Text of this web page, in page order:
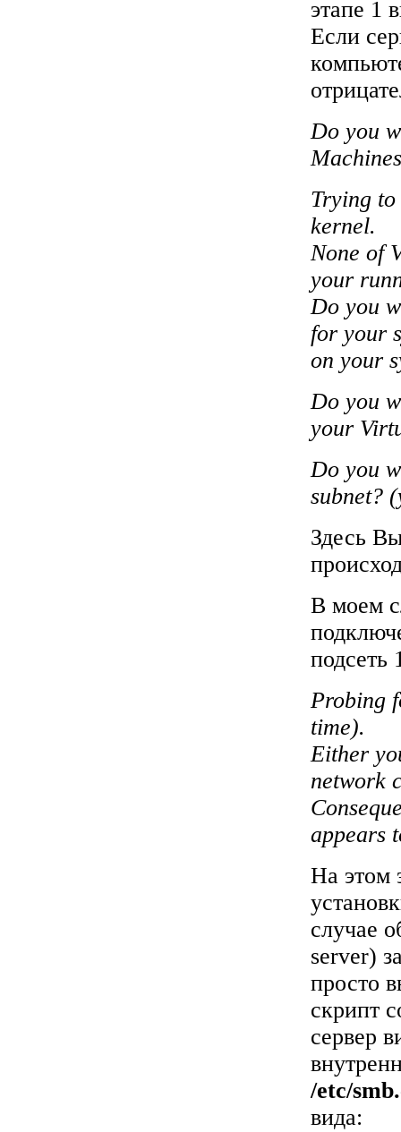
этапе 1
Если
Do you
Trying
kernel.
None of
your
Do you
for your
on your
Do you
your
Do you
subnet?
Здесь
В моем
подсеть
Probing
time).
Either
network
appears
На этом
случае
server)
просто
скрипт
сервер
/etc/
вида: